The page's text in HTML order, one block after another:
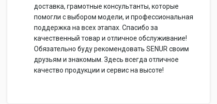
доставка, грамотные консультанты, которые
помогли с выбором модели, и профессиональная
поддержка на всех этапах. Спасибо за
качественный товар и отличное обслуживание!
Обязательно буду рекомендовать SENUR своим
друзьям и знакомым. Здесь всегда отличное
качество продукции и сервис на высоте!